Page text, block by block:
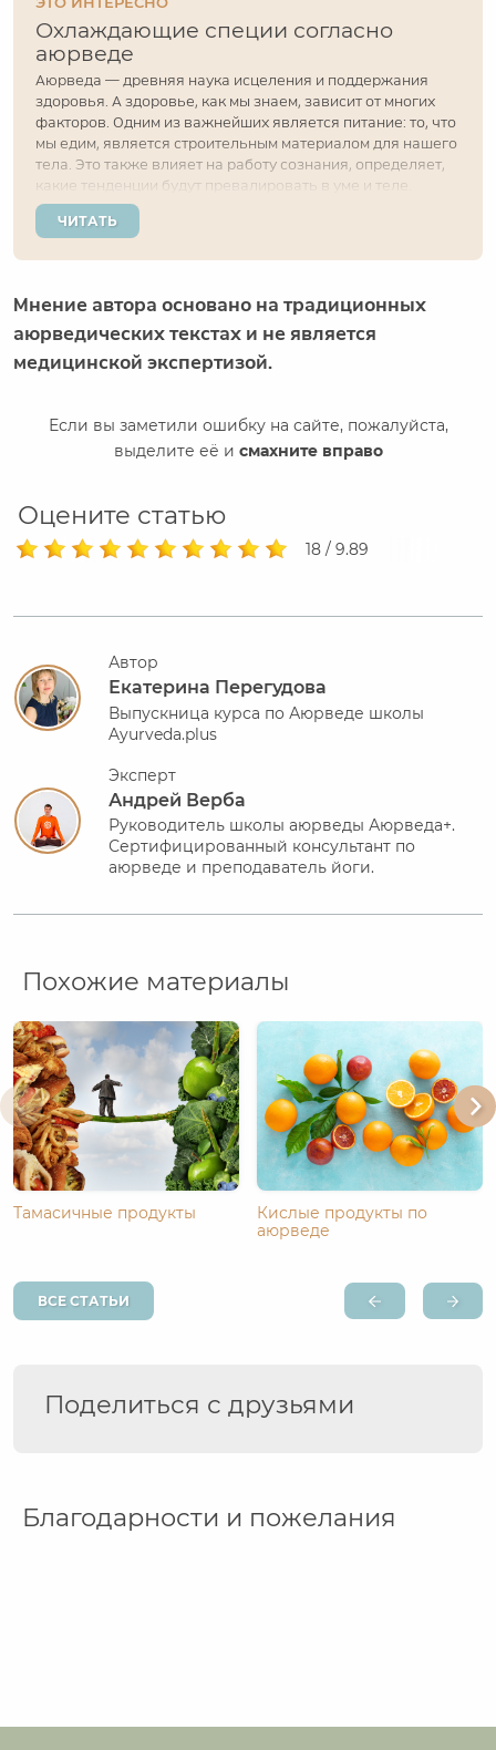
Охлаждающие специи согласно
аюрведе
Аюрведа — древняя наука исцеления и поддержания
здоровья. А здоровье, как мы знаем, зависит от многих
факторов. Одним из важнейших является питание: то, что
мы едим, является строительным материалом для нашего
тела. Это также влияет на работу сознания, определяет,
какие тенденции будут превалировать в уме и теле.
Человек всегда стремился потреблять не только сытную
и здоровую, но ещё и вкусную...
ЧИТАТЬ
Мнение автора основано на традиционных
аюрведических текстах и не является
медицинской экспертизой.
Если вы заметили ошибку на сайте, пожалуйста,
выделите её и смахните вправо
Оцените статью
18 / 9.89
Автор
Екатерина Перегудова
Выпускница курса по Аюрведе школы
Ayurveda.plus
Эксперт
Андрей Верба
Руководитель школы аюрведы Аюрведа+.
Сертифицированный консультант по
аюрведе и преподаватель йоги.
Похожие материалы
Тамасичные продукты
Кислые продукты по
аюрведе
ВСЕ СТАТЬИ
Поделиться с друзьями
Благодарности и пожелания